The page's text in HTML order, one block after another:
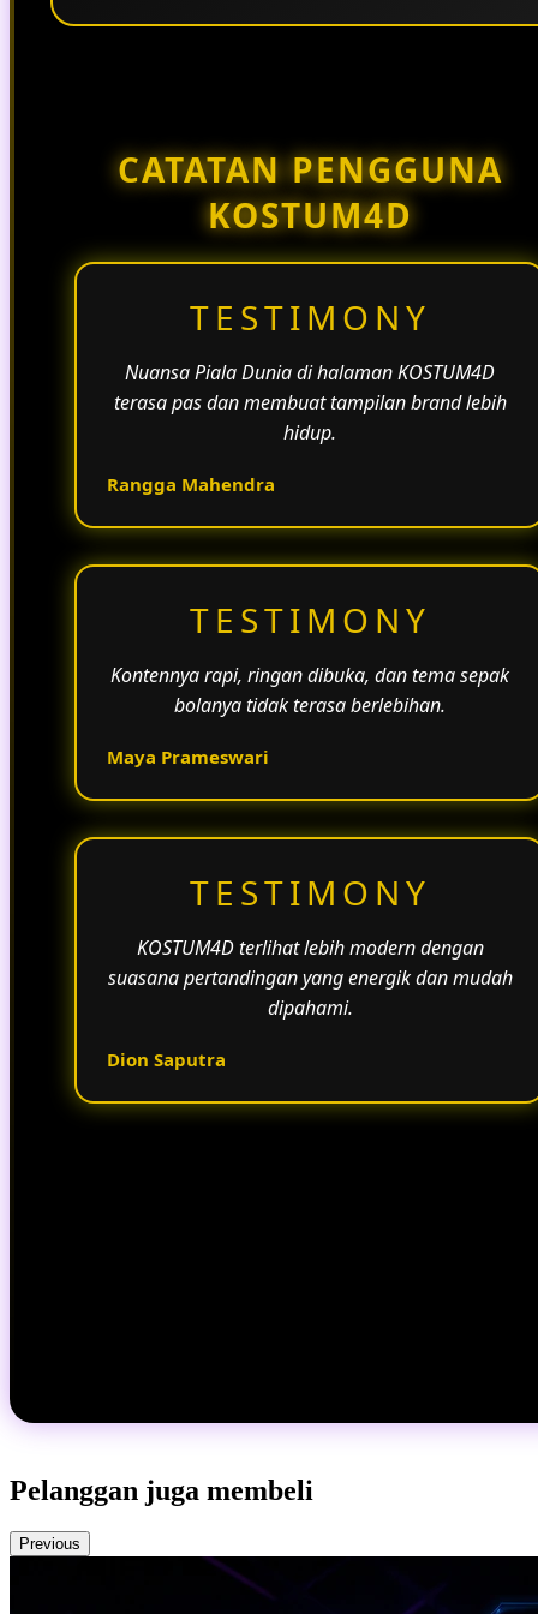
CATATAN PENGGUNA
KOSTUM4D
TESTIMONY
Nuansa Piala Dunia di halaman KOSTUM4D
terasa pas dan membuat tampilan brand lebih
hidup.
Rangga Mahendra
TESTIMONY
Kontennya rapi, ringan dibuka, dan tema sepak
bolanya tidak terasa berlebihan.
Maya Prameswari
TESTIMONY
KOSTUM4D terlihat lebih modern dengan
suasana pertandingan yang energik dan mudah
dipahami.
Dion Saputra
Pelanggan juga membeli
Previous